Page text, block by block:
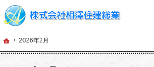
ホーム
2026年2月
確かな技術と信頼。宮城県仙台市の塗装・リフォーム
宮城県仙台市の塗装・リフォームなら工務店の相澤住建